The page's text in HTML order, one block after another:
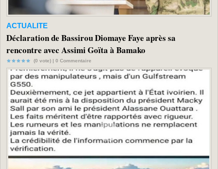
ACTUALITE
Déclaration de Bassirou Diomaye Faye après sa
rencontre avec Assimi Goïta à Bamako
(0 vote) | 0 Commentaire